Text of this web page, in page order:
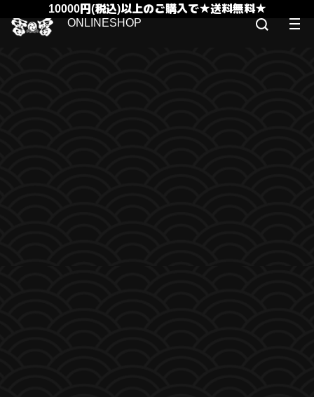
10000円(税込)以上のご購入で★送料無料★
ONLINESHOP